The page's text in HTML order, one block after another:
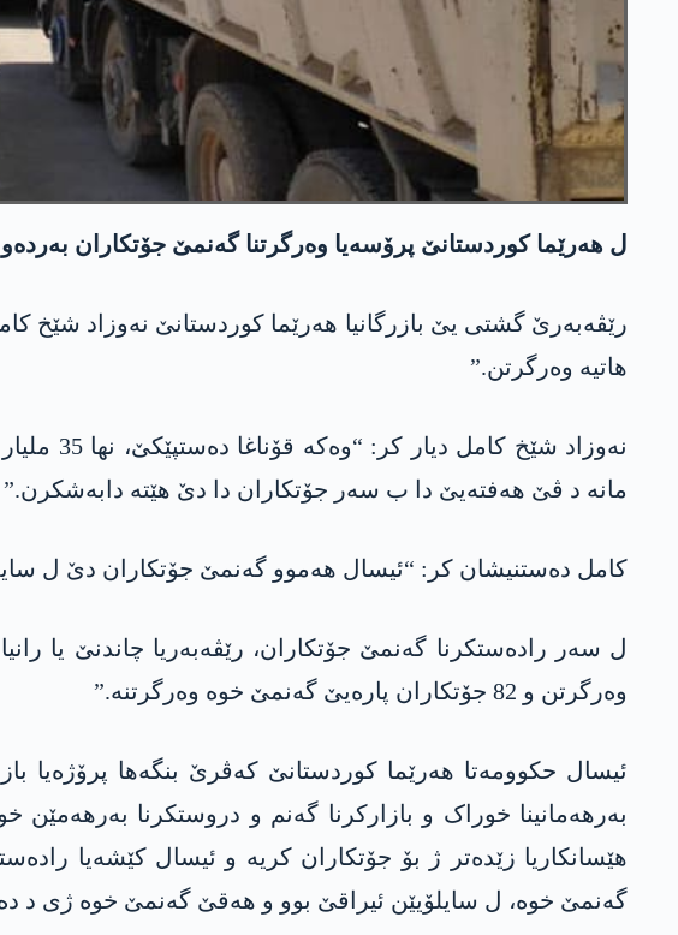
ل ھەرێما کوردستانێ پرۆسەیا وەرگرتنا گەنمێ جۆتکاران بەردەوامە و ھەتا نھا زێدەتری 158 ھەزار تۆن گەنم ژ
ھاتیە وەرگرتن.”
مانە د ڤێ ھەفتەیێ دا ب سەر جۆتکاران دا دێ هێتە دابەشکرن.”
کامل دەستنیشان کر: “ئیسال ھەموو گەنمێ جۆتکاران دێ ل
وەرگرتن و 82 جۆتکاران پارەیێ گەنمێ خوە وەرگرتنە.”
ئیسال حکوومەتا ھەرێما کوردستانێ کەڤرێ بنگەھا پرۆژەیا
بەرھەمانینا خوراک و بازارکرنا گەنم و دروستکرنا
ھێسانکاریا زێدەتر ژ بۆ جۆتکاران کریە و ئیسال کێشەیا
گەنمێ خوە، ل سایلۆیێن ئیراقێ بوو و ھەقێ گەنمێ خوە ژی د